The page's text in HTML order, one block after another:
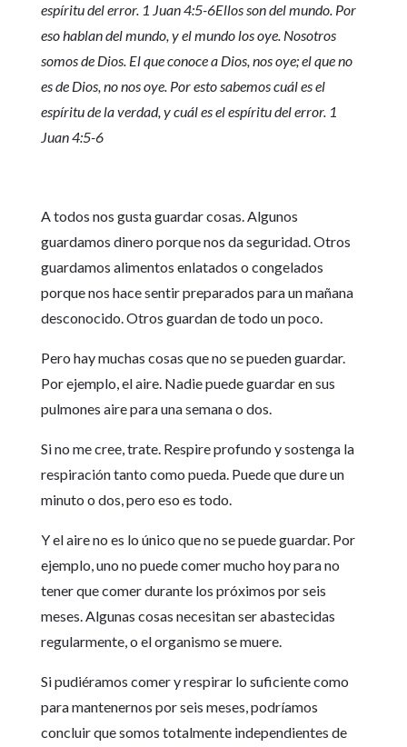
espíritu del error. 1 Juan 4:5-6Ellos son del mundo. Por
eso hablan del mundo, y el mundo los oye. Nosotros
somos de Dios. El que conoce a Dios, nos oye; el que no
es de Dios, no nos oye. Por esto sabemos cuál es el
espíritu de la verdad, y cuál es el espíritu del error. 1
Juan 4:5-6
A todos nos gusta guardar cosas. Algunos
guardamos dinero porque nos da seguridad. Otros
guardamos alimentos enlatados o congelados
porque nos hace sentir preparados para un mañana
desconocido. Otros guardan de todo un poco.
Pero hay muchas cosas que no se pueden guardar.
Por ejemplo, el aire. Nadie puede guardar en sus
pulmones aire para una semana o dos.
Si no me cree, trate. Respire profundo y sostenga la
respiración tanto como pueda. Puede que dure un
minuto o dos, pero eso es todo.
Y el aire no es lo único que no se puede guardar. Por
ejemplo, uno no puede comer mucho hoy para no
tener que comer durante los próximos por seis
meses. Algunas cosas necesitan ser abastecidas
regularmente, o el organismo se muere.
Si pudiéramos comer y respirar lo suficiente como
para mantenernos por seis meses, podríamos
concluir que somos totalmente independientes de